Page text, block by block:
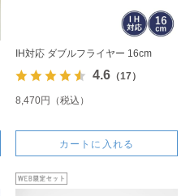
IH対応 ダブルフライヤー 16cm
4.6（17）
8,470円（税込）
カートに入れる